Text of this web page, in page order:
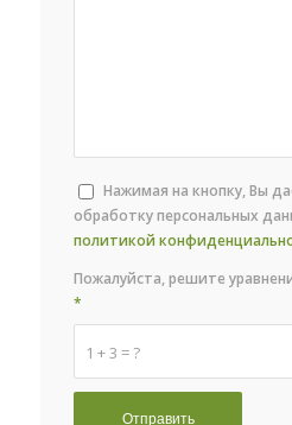
Нажимая на кнопку, Вы
обработку персональных
политикой
1 + 3 = ?
Пожалуйста, решите
*